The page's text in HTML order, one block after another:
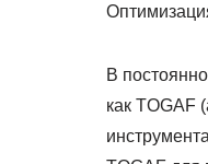
В
как TOGAF